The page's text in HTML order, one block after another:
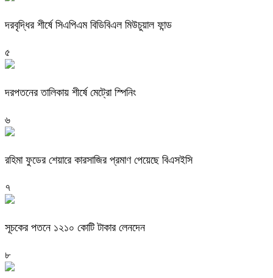
দরবৃদ্ধির শীর্ষে সিএপিএম বিডিবিএল মিউচুয়াল ফান্ড
৫
দরপতনের তালিকায় শীর্ষে মেট্রো স্পিনিং
৬
রহিমা ফুডের শেয়ারে কারসাজির প্রমাণ পেয়েছে বিএসইসি
৭
সূচকের পতনে ১২১০ কোটি টাকার লেনদেন
৮